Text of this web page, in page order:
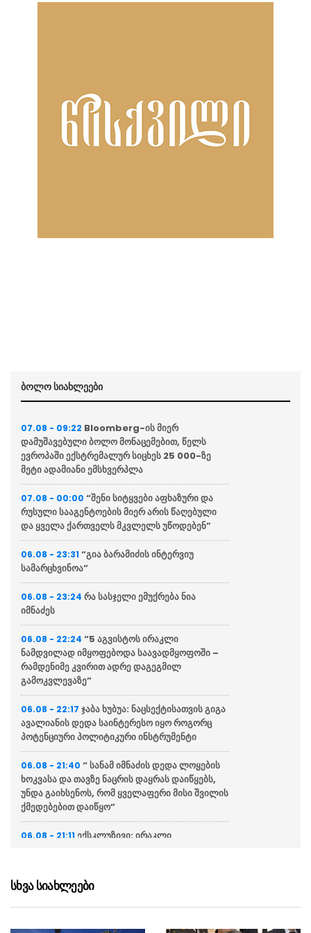
ბოლო სიახლეები
07.08 - 09:22 Bloomberg-ის მიერ
დამუშავებული ბოლო მონაცემებით, წელს
ევროპაში ექსტრემალურ სიცხეს 25 000-ზე
მეტი ადამიანი ემსხვერპლა
07.08 - 00:00 “შენი სიტყვები აფხაზური და
რუსული სააგენტოების მიერ არის წაღებული
და ყველა ქართველს მკვლელს უწოდებენ”
06.08 - 23:31 “გია ბარამიძის ინტერვიუ
სამარცხვინოა”
06.08 - 23:24 რა სასჯელი ემუქრება ნია
იმნაძეს
06.08 - 22:24 “5 აგვისტოს ირაკლი
ნამდვილად იმყოფებოდა საავადმყოფოში –
რამდენიმე კვირით ადრე დაგეგმილ
გამოკვლევაზე”
06.08 - 22:17 ჯაბა ხუბუა: ნაცსექტისათვის გიგა
ავალიანის დედა საინტერესო იყო როგორც
პოტენციური პოლიტიკური ინსტრუმენტი
06.08 - 21:40 “ სანამ იმნაძის დედა ლოყების
ხოკვასა და თავზე ნაცრის დაყრას დაიწყებს,
უნდა გაიხსენოს, რომ ყველაფერი მისი შვილის
ქმედებებით დაიწყო”
06.08 - 21:11 ექსკლუზივი: ირაკლი
06.08 - 21:00
ნია იმნაძეს და ანასტასია
ბერუაშვილს ბრალდება წარუდგინეს
სხვა სიახლეები